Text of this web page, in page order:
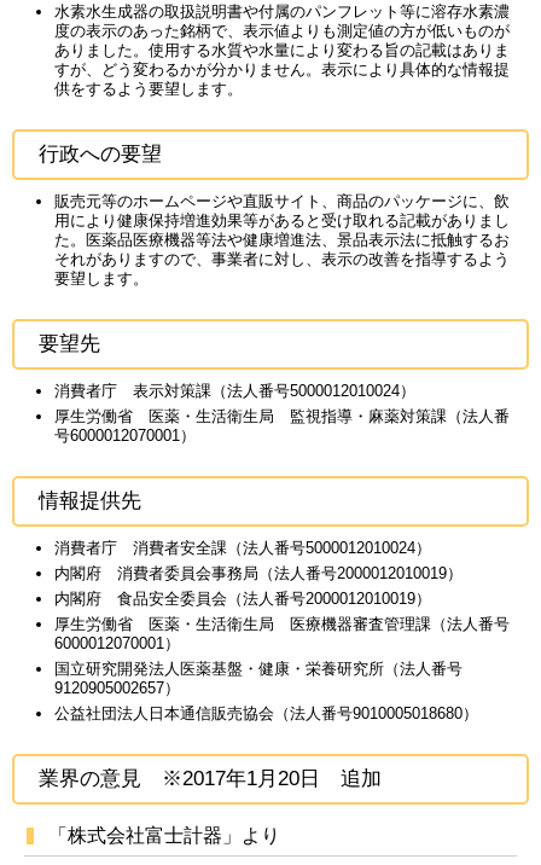
水素水生成器の取扱説明書や付属のパンフレット等に溶存水素濃
度の表示のあった銘柄で、表示値よりも測定値の方が低いものが
ありました。使用する水質や水量により変わる旨の記載はありま
すが、どう変わるかが分かりません。表示により具体的な情報提
供をするよう要望します。
行政への要望
販売元等のホームページや直販サイト、商品のパッケージに、飲
用により健康保持増進効果等があると受け取れる記載がありまし
た。医薬品医療機器等法や健康増進法、景品表示法に抵触するお
それがありますので、事業者に対し、表示の改善を指導するよう
要望します。
要望先
消費者庁 表示対策課（法人番号5000012010024）
厚生労働省 医薬・生活衛生局 監視指導・麻薬対策課（法人番
号6000012070001）
情報提供先
消費者庁 消費者安全課（法人番号5000012010024）
内閣府 消費者委員会事務局（法人番号2000012010019）
内閣府 食品安全委員会（法人番号2000012010019）
厚生労働省 医薬・生活衛生局 医療機器審査管理課（法人番号
6000012070001）
国立研究開発法人医薬基盤・健康・栄養研究所（法人番号
9120905002657）
公益社団法人日本通信販売協会（法人番号9010005018680）
業界の意見 ※2017年1月20日 追加
「株式会社富士計器」より